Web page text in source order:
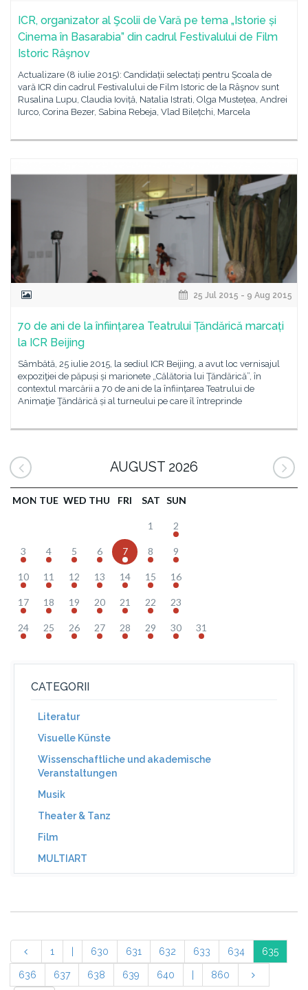
ICR, organizator al Şcolii de Vară pe tema „Istorie și
Cinema în Basarabia” din cadrul Festivalului de Film
Istoric Râşnov
Actualizare (8 iulie 2015): Candidații selectați pentru Școala de
vară ICR din cadrul Festivalului de Film Istoric de la Râşnov sunt
Rusalina Lupu, Claudia Ioviță, Natalia Istrati, Olga Mustețea, Andrei
Iurco, Corina Bezer, Sabina Rebeja, Vlad Bilețchi, Marcela
25 Jul 2015 - 9 Aug 2015
70 de ani de la înființarea Teatrului Țăndărică marcați
la ICR Beijing
Sâmbătă, 25 iulie 2015, la sediul ICR Beijing, a avut loc vernisajul
expoziţiei de păpuși și marionete „Călătoria lui Ţăndărică”, în
contextul marcării a 70 de ani de la înființarea Teatrului de
Animaţie Ţăndărică și al turneului pe care îl întreprinde
AUGUST 2026
MON TUE WED THU FRI SAT SUN
1 2
3 4 5 6 7 8 9
10 11 12 13 14 15 16
17 18 19 20 21 22 23
24 25 26 27 28 29 30 31
CATEGORII
Literatur
Visuelle Künste
Wissenschaftliche und akademische
Veranstaltungen
Musik
Theater & Tanz
Film
MULTIART
1 630 631 632 633 634 635
636 637 638 639 640 860